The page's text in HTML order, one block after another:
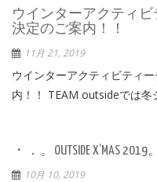
ウインターアクティ
決定のご案内！！
11月 21, 2019
ウインターアクティビティ
内！！ TEAM outsideでは
・．。OUTSIDE X’MAS
10月 10, 2019